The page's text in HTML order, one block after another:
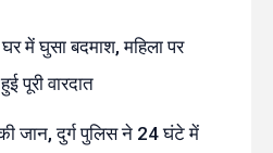
में घुसा बदमाश, महिला पर
पूरी वारदात
जान, दुर्ग पुलिस ने 24 घंटे में